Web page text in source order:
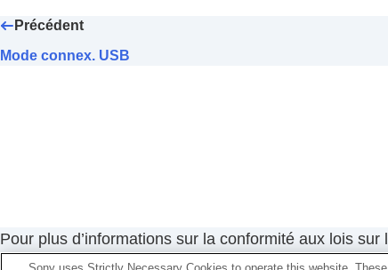
Réglages de sortie externe
Précédent
Mode connex. USB
Pour plus d’informations sur la conformité aux lois
Accessibilité en France : conformité partielle